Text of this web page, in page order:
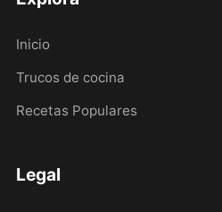
Inicio
Trucos de cocina
Recetas Populares
Legal